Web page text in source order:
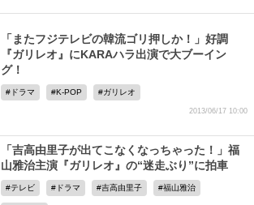
「またフジテレビの韓流ゴリ押しか！」好調
『ガリレオ』にKARAハラ出演で大ブーイン
グ！
ドラマ K-POP ガリレオ
2013/06/17 10:00
「吉高由里子が出てこなくなっちゃった！」福
山雅治主演『ガリレオ』の“迷走ぶり”に拍車
テレビ ドラマ 吉高由里子 福山雅治